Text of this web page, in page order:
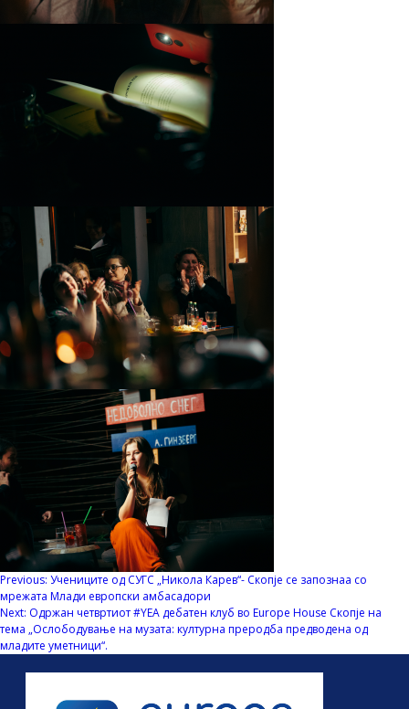
Навигација
на
напис
Previous: Учениците од СУГС „Никола Карев“- Скопје се запознаа со
мрежата Млади европски амбасадори
Next: Одржан четвртиот #YEA дебатен клуб во Europe House Скопје на
тема „Ослободување на музата: културна преродба предводена од
младите уметници“.